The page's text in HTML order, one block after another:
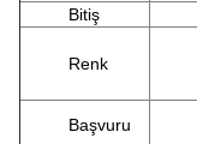
Bitiş
Renk
Başvuru